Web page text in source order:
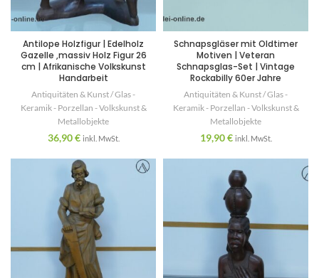
Antilope Holzfigur | Edelholz
Gazelle ,massiv Holz Figur 26
cm | Afrikanische Volkskunst
Handarbeit
Antiquitäten & Kunst / Glas -
Keramik - Porzellan - Volkskunst &
Metallobjekte
36,90€ inkl. MwSt.
Schnapsgläser mit Oldtimer
Motiven | Veteran
Schnapsglas-Set | Vintage
Rockabilly 60er Jahre
Antiquitäten & Kunst / Glas -
Keramik - Porzellan - Volkskunst &
Metallobjekte
19,90€ inkl. MwSt.